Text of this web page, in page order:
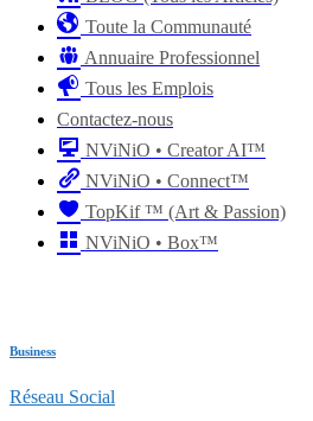
Toute la Communauté
Annuaire Professionnel
Tous les Emplois
Contactez-nous
NViNiO • Creator AI™
NViNiO • Connect™
TopKif ™ (Art & Passion)
NViNiO • Box™
Business
Réseau Social